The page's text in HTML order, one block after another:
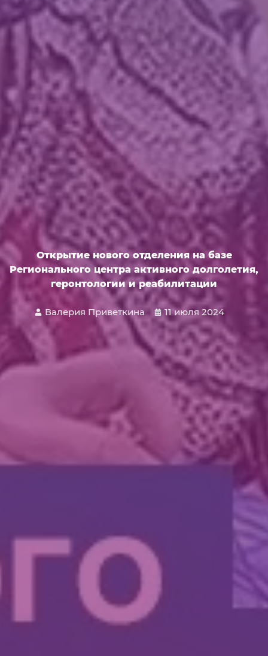
Открытие нового отделения на базе
Регионального центра активного долголетия,
геронтологии и реабилитации
Валерия Приветкина 11 июля 2024